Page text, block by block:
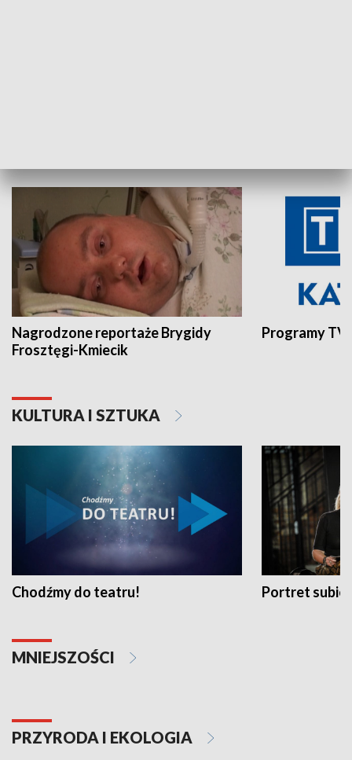
Nagrodzone reportaże Brygidy
Frosztęgi-Kmiecik
Programy
KULTURA I SZTUKA
Chodźmy do teatru! Portret
MNIEJSZOŚCI
PRZYRODA I EKOLOGIA